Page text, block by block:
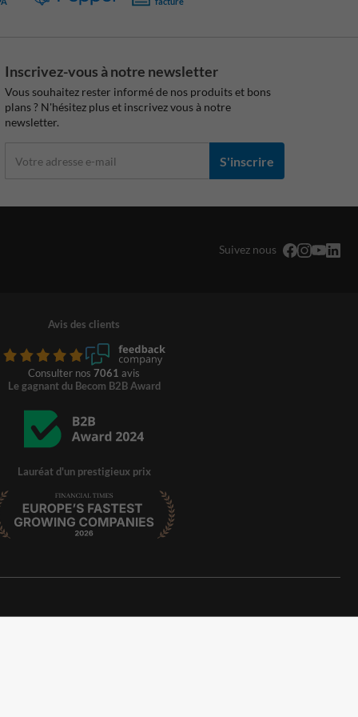
Inscrivez-vous à notre newsletter
Vous souhaitez rester informé de nos produits et bons
plans ? N'hésitez plus et inscrivez vous à notre
newsletter.
S'inscrire
Suivez nous
Avis des clients
Consulter nos 7061 avis
Le gagnant du Becom B2B Award
Lauréat d'un prestigieux prix